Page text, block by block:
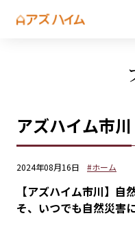
アズハイム市川
2024年08月16日 #ホーム
【アズハイム市川】自
そ、いつでも自然災害